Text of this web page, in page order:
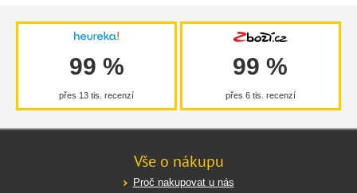
99 %
přes 13 tis. recenzí
99 %
přes 6 tis. recenzí
Vše o nákupu
Proč nakupovat u nás